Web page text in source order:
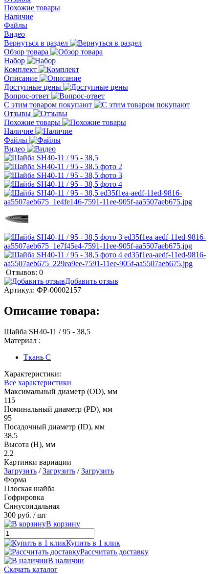
Похожие товары
Наличие
Файлы
Видео
Вернуться в раздел
Обзор товара
Набор
Комплект
Описание
Доступные цены
Вопрос-ответ
С этим товаром покупают
Отзывы
Похожие товары
Наличие
Файлы
Видео
Отзывов: 0
Добавить отзыв
Артикул: ФР-00002157
Описание товара:
Шайба SH40-11 / 95 - 38,5
Материал :
Ткань С
Характеристики:
Все характеристики
Максимальный диаметр (OD), мм
115
Номинальный диаметр (PD), мм
95
Посадочный диаметр (ID), мм
38.5
Высота (H), мм
2.2
Картинки вариации
Загрузить /Загрузить /Загрузить
Форма
Плоская шайба
Гофрировка
Синусоидальная
300 руб. / шт
В корзину
Купить в 1 клик
Рассчитать доставку
В наличии
Скачать каталог